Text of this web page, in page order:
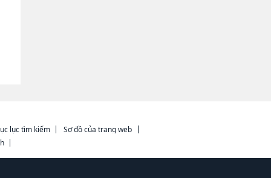
lục tìm kiếm
Sơ đồ của trang web